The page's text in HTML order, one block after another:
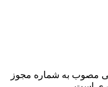
مصوب به شماره مجوز